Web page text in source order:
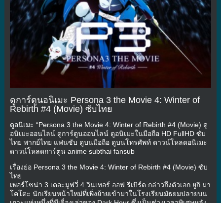
ดูการ์ตูนอนิเมะ Persona 3 the Movie 4: Winter of
Rebirth #4 (Movie) ซับไทย
ดูอนิเมะ “Persona 3 the Movie 4: Winter of Rebirth #4 (Movie) ดู
อนิเมะออนไลน์ ดูการ์ตูนออนไลน์ ดูอนิเมะในมือถือ HD FullHD ซับ
ไทย พากย์ไทย แฟนซับ ดูบนมือถือ ดูบนโทรศัพท์ ดาวน์โหลดอนิเมะ
ดาวน์โหลดการ์ตูน anime subthai fansub
เรื่องย่อ Persona 3 the Movie 4: Winter of Rebirth #4 (Movie) ซับ
ไทย
เพอร์โซน่า 3 เดอะมูฟวี่ 4 วินเทอร์ ออฟ รีเบิร์ด กล่าวถึงตัวเอก ยูกิ มา
โคโตะ นักเรียนหน้าใหม่ที่เพิ่งย้ายเข้ามาในโรงเรียนมัธยมปลายบน